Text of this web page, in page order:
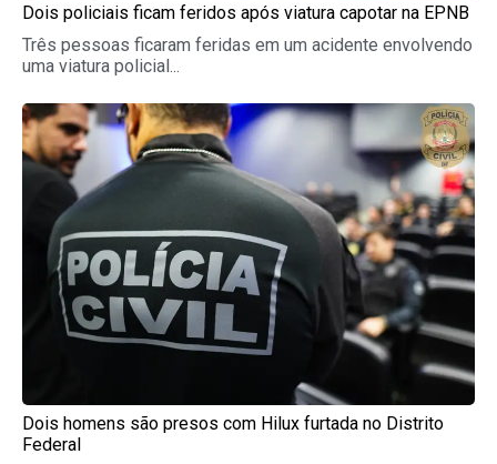
Dois policiais ficam feridos após viatura capotar na EPNB
Três pessoas ficaram feridas em um acidente envolvendo
uma viatura policial...
Dois homens são presos com Hilux furtada no Distrito
Federal